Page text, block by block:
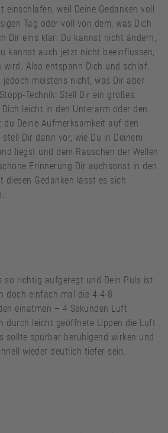
einschlafen, weil Deine Gedanken voll
Tag oder voll von dem, was Dich
Dir eins klar: Du kannst nicht ändern,
kannst auch jetzt nicht beeinflussen,
wird. Also entspann Dich und schlaf.
meistens nicht, was Dir aber
Technik: Stell Dir ein großes
leicht in den Unterarm oder den
Deine Aufmerksamkeit auf den
Dir dann vor, wie Du in Deinem
liegst und dem Rauschen der Wellen
Erinnerung Dir auchsonst in den
diesen Gedanken lässt es sich
so richtig aufgeregt und Dein Puls ist
doch einfach mal die 4-4-8
einatmen – 4 Sekunden Luft
durch leicht geöffnete Lippen die Luft
sollte spürbar beruhigend wirken und
wieder deutlich tiefer sein.